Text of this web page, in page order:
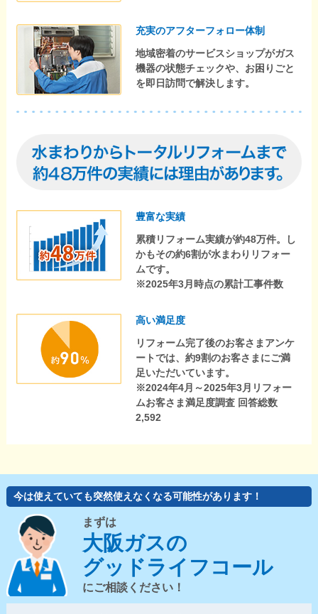
充実のアフターフォロー体制
地域密着のサービスショップがガス
機器の状態チェックや、お困りごと
を即日訪問で解決します。
豊富な実績
累積リフォーム実績が約48万件。し
かもその約6割が水まわりリフォー
ムです。
※2025年3月時点の累計工事件数
高い満足度
リフォーム完了後のお客さまアンケ
ートでは、約9割のお客さまにご満
足いただいています。
※2024年4月～2025年3月リフォー
ムお客さま満足度調査 回答総数
2,592
今は使えていても突然使えなくなる可能性があります！
まずは
大阪ガスの
グッドライフコール
にご相談ください！